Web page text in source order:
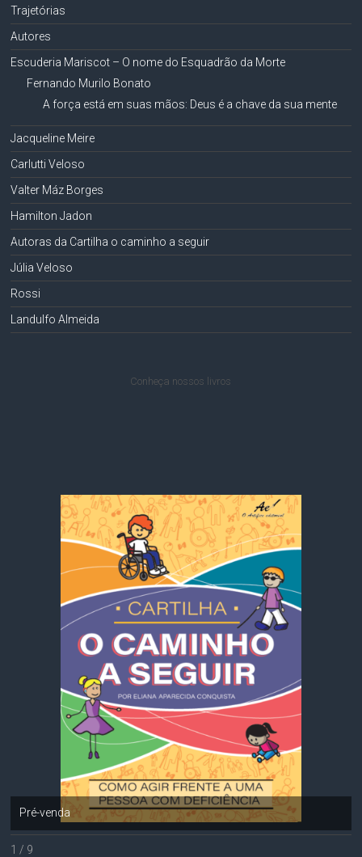
Trajetórias
Autores
Escuderia Mariscot – O nome do Esquadrão da Morte
Fernando Murilo Bonato
A força está em suas mãos: Deus é a chave da sua mente
Jacqueline Meire
Carlutti Veloso
Valter Máz Borges
Hamilton Jadon
Autoras da Cartilha o caminho a seguir
Júlia Veloso
Rossi
Landulfo Almeida
Conheça nossos livros
Pré-venda
1 / 9